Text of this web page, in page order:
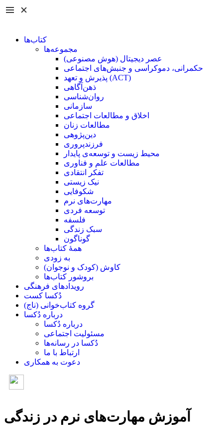
کتاب‌ها
مجموعه‌ها
عصر دیجیتال (هوش مصنوعی)
حکمرانی، دموکراسی و جنبش‌های اجتماعی
پذیرش و تعهد (ACT)
ذهن‌آگاهی
روان‌شناسی
سازمانی
اخلاق و مطالعات اجتماعی
مطالعات زنان
دین‌پژوهی
فرزند‌پروری
محیط زیست و توسعه‌ی پایدار
مطالعات علم و فناوری
تفکر انتقادی
نیک زیستی
شکوفایی
مهارت‌های نرم
توسعه فردی
فلسفه
سبک زندگی
گوناگون
همۀ کتاب‌ها
به زودی
کاوش (کودک و ‌نوجوان)
بروشور کتاب‌ها
رویدادهای فرهنگی
دُکسا کست
گروه کتاب‌خوانی (ناج)
درباره دُکسا
درباره دُکسا
مسئولیت اجتماعی
دُکسا در رسانه‌ها
ارتباط با ما
دعوت به همکاری
آموزش مهارت‌های نرم در زندگی